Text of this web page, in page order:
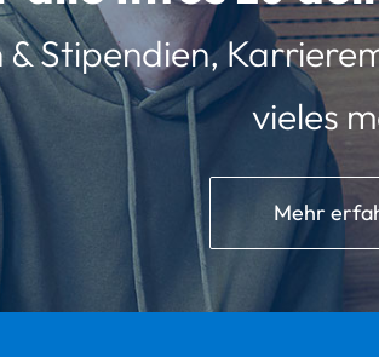
Stipendien,
vieles
Mehr